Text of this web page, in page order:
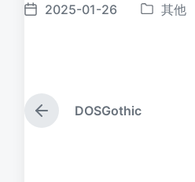
发
2025-01-26
发
其他
上
篇
DOSGothic